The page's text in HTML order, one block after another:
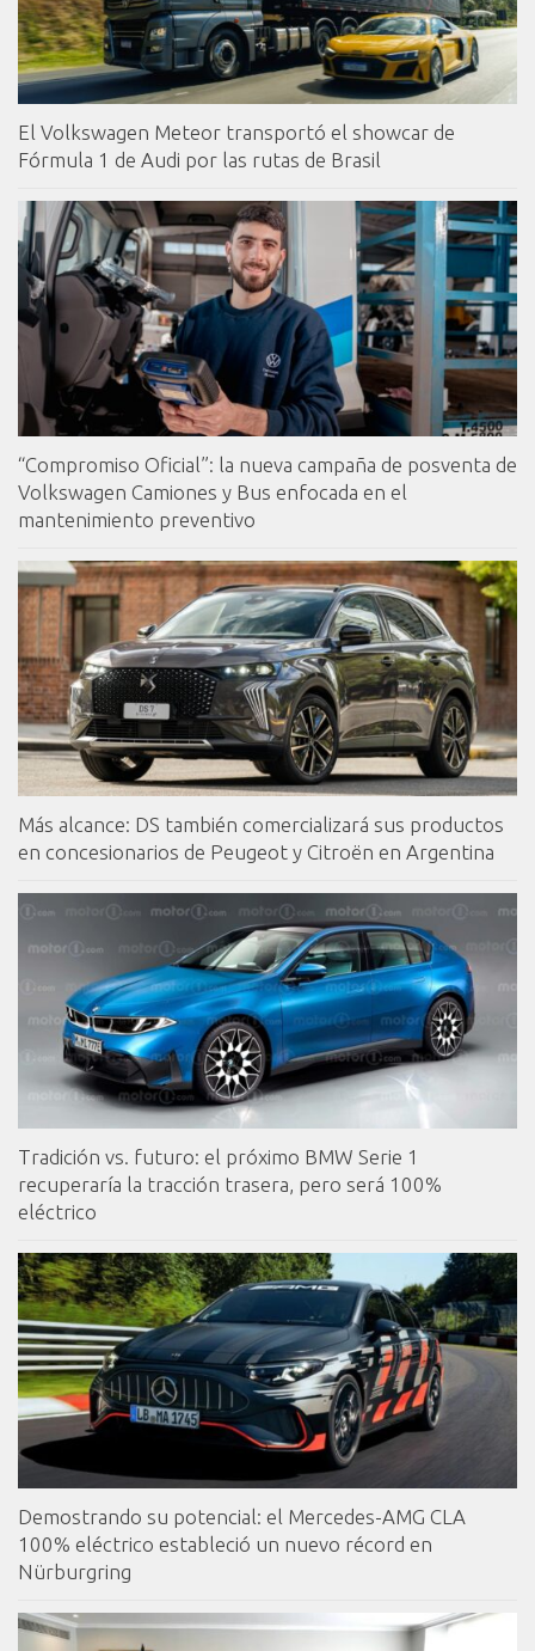
El Volkswagen Meteor transportó el showcar de
Fórmula 1 de Audi por las rutas de Brasil
“Compromiso Oficial”: la nueva campaña de posventa de
Volkswagen Camiones y Bus enfocada en el
mantenimiento preventivo
Más alcance: DS también comercializará sus productos
en concesionarios de Peugeot y Citroën en Argentina
Tradición vs. futuro: el próximo BMW Serie 1
recuperaría la tracción trasera, pero será 100%
eléctrico
Demostrando su potencial: el Mercedes-AMG CLA
100% eléctrico estableció un nuevo récord en
Nürburgring